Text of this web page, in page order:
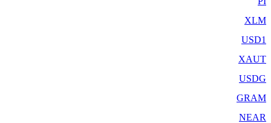
XLM
USD1
XAUT
USDG
GRAM
NEAR